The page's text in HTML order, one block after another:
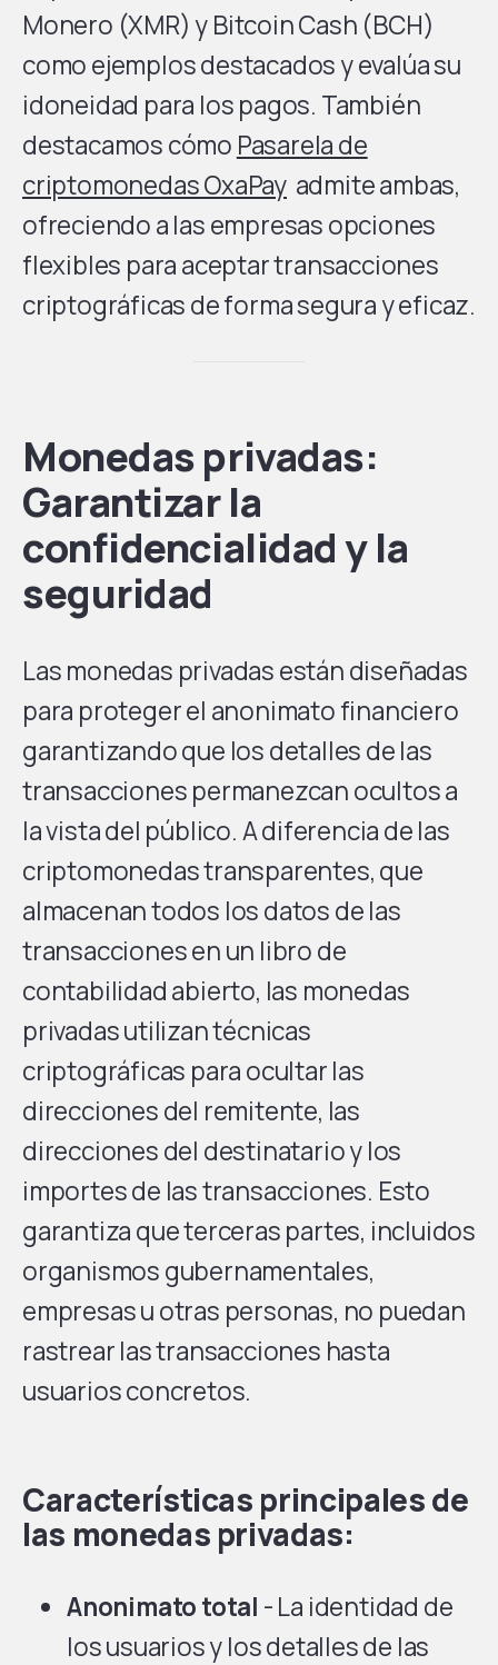
Monero (XMR) y Bitcoin Cash (BCH)
como ejemplos destacados y evalúa su
idoneidad para los pagos. También
destacamos cómo Pasarela de
criptomonedas OxaPay admite ambas,
ofreciendo a las empresas opciones
flexibles para aceptar transacciones
criptográficas de forma segura y eficaz.
Monedas privadas:
Garantizar la
confidencialidad y la
seguridad
Las monedas privadas están diseñadas
para proteger el anonimato financiero
garantizando que los detalles de las
transacciones permanezcan ocultos a
la vista del público. A diferencia de las
criptomonedas transparentes, que
almacenan todos los datos de las
transacciones en un libro de
contabilidad abierto, las monedas
privadas utilizan técnicas
criptográficas para ocultar las
direcciones del remitente, las
direcciones del destinatario y los
importes de las transacciones. Esto
garantiza que terceras partes, incluidos
organismos gubernamentales,
empresas u otras personas, no puedan
rastrear las transacciones hasta
usuarios concretos.
Características principales de
las monedas privadas:
Anonimato total - La identidad de
los usuarios y los detalles de las